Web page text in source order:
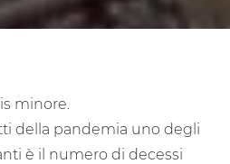
minore.
della pandemia uno degli
è il numero di decessi